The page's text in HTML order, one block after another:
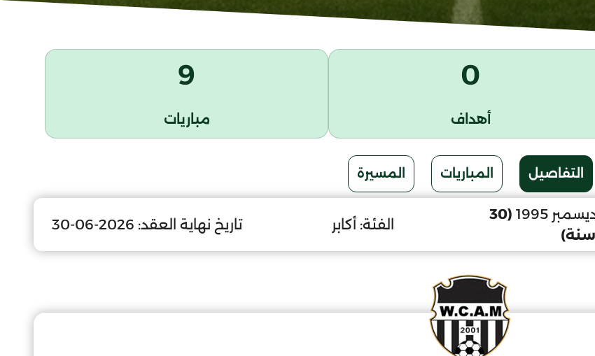
0
أهداف
9
مباريات
التفاصيل المباريات المسيرة
(30
سنة)
الفئة: أكابر تاريخ نهاية العقد: 2026-06-30